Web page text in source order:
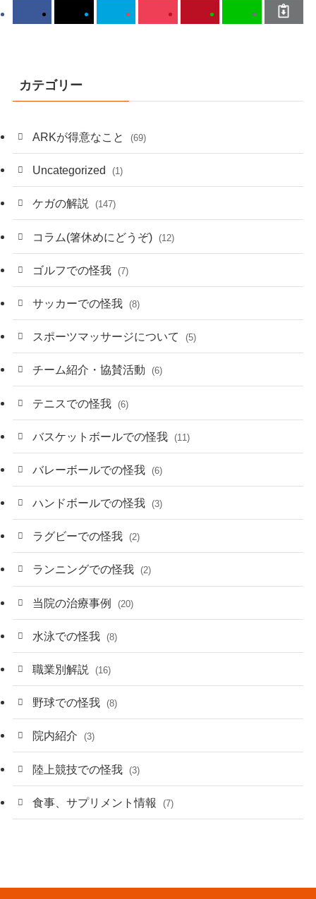
カテゴリー
ARKが得意なこと (69)
Uncategorized (1)
ケガの解説 (147)
コラム(箸休めにどうぞ) (12)
ゴルフでの怪我 (7)
サッカーでの怪我 (8)
スポーツマッサージについて (5)
チーム紹介・協賛活動 (6)
テニスでの怪我 (6)
バスケットボールでの怪我 (11)
バレーボールでの怪我 (6)
ハンドボールでの怪我 (3)
ラグビーでの怪我 (2)
ランニングでの怪我 (2)
当院の治療事例 (20)
水泳での怪我 (8)
職業別解説 (16)
野球での怪我 (8)
院内紹介 (3)
陸上競技での怪我 (3)
食事、サプリメント情報 (7)